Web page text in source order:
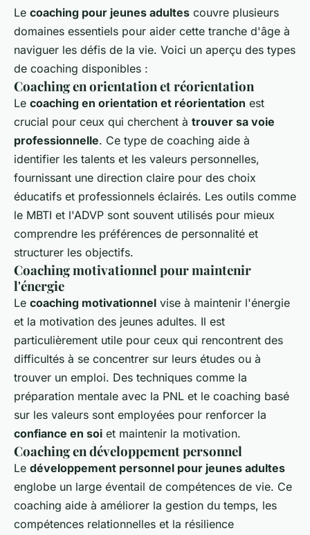
Le coaching pour jeunes adultes couvre plusieurs
domaines essentiels pour aider cette tranche d'âge à
naviguer les défis de la vie. Voici un aperçu des types
de coaching disponibles :
Coaching en orientation et réorientation
Le coaching en orientation et réorientation est
crucial pour ceux qui cherchent à trouver sa voie
professionnelle. Ce type de coaching aide à
identifier les talents et les valeurs personnelles,
fournissant une direction claire pour des choix
éducatifs et professionnels éclairés. Les outils comme
le MBTI et l'ADVP sont souvent utilisés pour mieux
comprendre les préférences de personnalité et
structurer les objectifs.
Coaching motivationnel pour maintenir
l'énergie
Le coaching motivationnel vise à maintenir l'énergie
et la motivation des jeunes adultes. Il est
particulièrement utile pour ceux qui rencontrent des
difficultés à se concentrer sur leurs études ou à
trouver un emploi. Des techniques comme la
préparation mentale avec la PNL et le coaching basé
sur les valeurs sont employées pour renforcer la
confiance en soi et maintenir la motivation.
Coaching en développement personnel
Le développement personnel pour jeunes adultes
englobe un large éventail de compétences de vie. Ce
coaching aide à améliorer la gestion du temps, les
compétences relationnelles et la résilience